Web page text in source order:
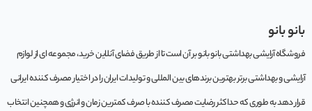
بانو بانو
فروشگاه آرایشی بهداشتی بانو بانو بر آن است تا از طریق فضای آنلاین خرید، مجموعه‌ ای از لوازم
آرایشی و بهداشتی برتر بهترین برندهای بین المللی و تولیدات ایران را در اختیار مصرف کننده ایرانی
قرار دهد به طوری که حداکثر رضایت مصرف کننده با صرف کمترین زمان و انرژی و همچنین انتخاب